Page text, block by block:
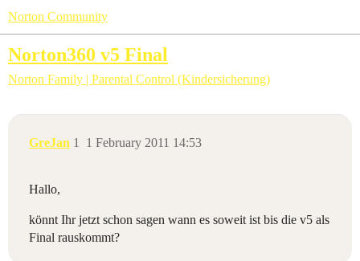
Norton Community
Norton360 v5 Final
Norton Family | Parental Control (Kindersicherung)
GreJan 1 February 2011 14:53
1
Hallo,
könnt Ihr jetzt schon sagen wann es soweit ist bis die v5 als
Final rauskommt?